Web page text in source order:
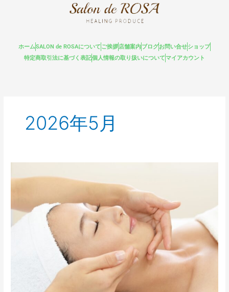
ホームSALON de ROSAについて ご挨拶店舗案内ブログお問い合せショップ
特定商取引法に基づく表記個人情報の取り扱いについてマイアカウント
2026年5月
リ
ィ
ー